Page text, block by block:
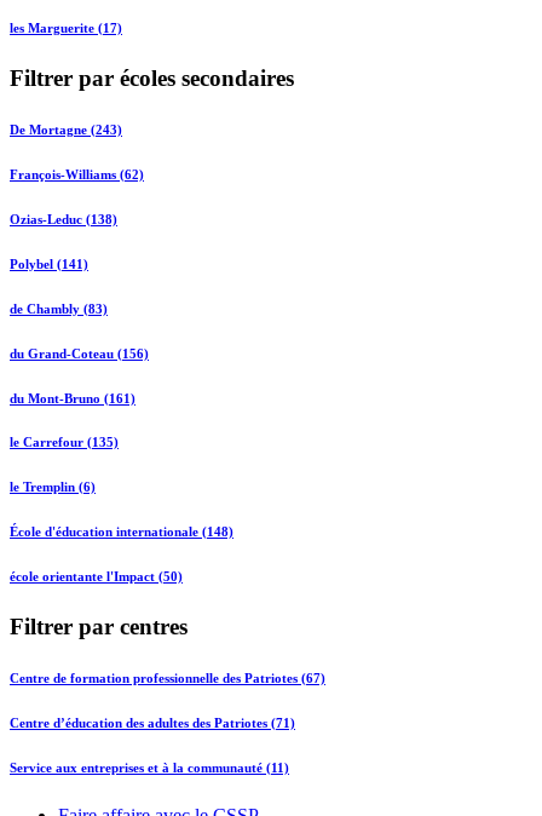
les Marguerite (17)
Filtrer par écoles secondaires
De Mortagne (243)
François-Williams (62)
Ozias-Leduc (138)
Polybel (141)
de Chambly (83)
du Grand-Coteau (156)
du Mont-Bruno (161)
le Carrefour (135)
le Tremplin (6)
École d'éducation internationale (148)
école orientante l'Impact (50)
Filtrer par centres
Centre de formation professionnelle des Patriotes (67)
Centre d’éducation des adultes des Patriotes (71)
Service aux entreprises et à la communauté (11)